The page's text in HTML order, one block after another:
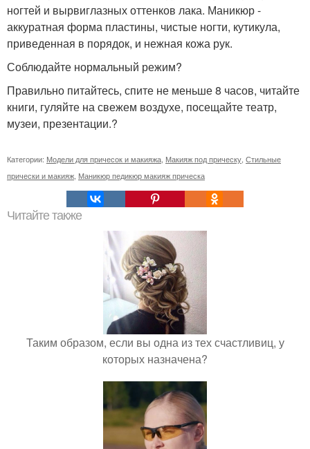
ногтей и вырвиглазных оттенков лака. Маникюр -
аккуратная форма пластины, чистые ногти, кутикула,
приведенная в порядок, и нежная кожа рук.
Соблюдайте нормальный режим?
Правильно питайтесь, спите не меньше 8 часов, читайте
книги, гуляйте на свежем воздухе, посещайте театр,
музеи, презентации.?
Категории: Модели для причесок и макияжа Макияж под прическу Стильные
прически и макияж Маникюр педикюр макияж прическа
Читайте также
Таким образом, если вы одна из тех счастливиц, у
которых назначена?